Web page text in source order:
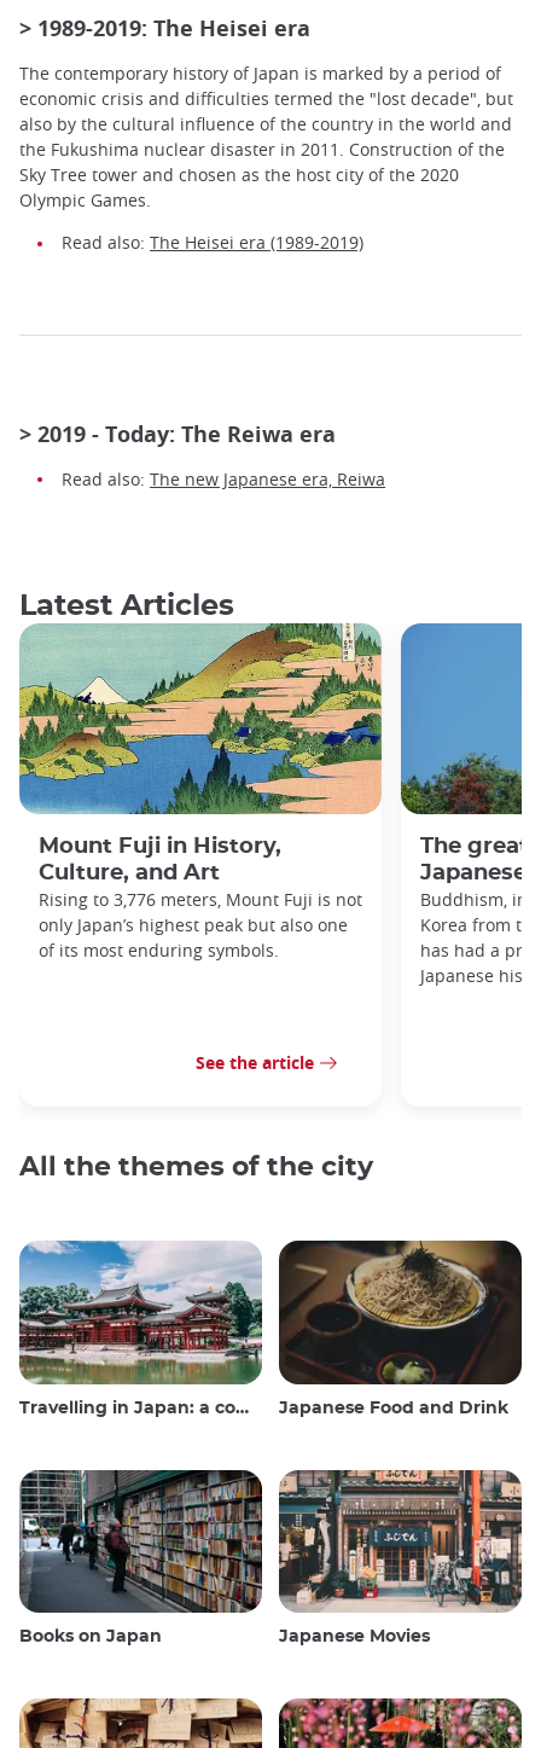
> 1989-2019: The Heisei era
The contemporary history of Japan is marked by a period of
economic crisis and difficulties termed the "lost decade", but
also by the cultural influence of the country in the world and
the Fukushima nuclear disaster in 2011. Construction of the
Sky Tree tower and chosen as the host city of the 2020
Olympic Games.
Read also: The Heisei era (1989-2019)
> 2019 - Today: The Reiwa era
Read also: The new Japanese era, Reiwa
Latest Articles
Mount Fuji in History,
Culture, and Art
Rising to 3,776 meters, Mount Fuji is not
only Japan’s highest peak but also one
of its most enduring symbols.
See the article
The great
Japanese
Buddhism,
Korea from
has had a
Japanese
All the themes of the city
Travelling in Japan: a comprehensive guide Japanese Food and Drink
Books on Japan Japanese Movies